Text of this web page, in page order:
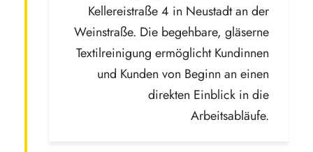
Kellereistraße 4 in Neustadt an der
Weinstraße. Die begehbare, gläserne
Textilreinigung ermöglicht Kundinnen
und Kunden von Beginn an einen
direkten Einblick in die
Arbeitsabläufe.